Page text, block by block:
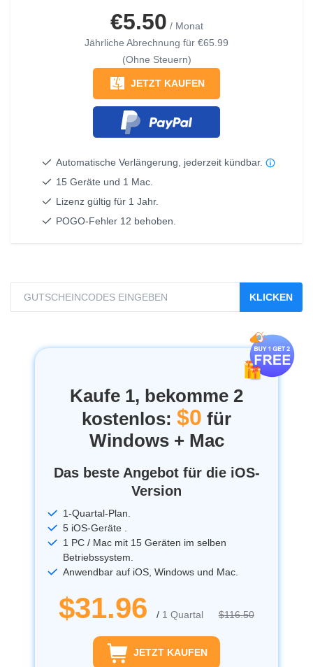
€5.50 / Monat
Jährliche Abrechnung für €65.99
(Ohne Steuern)
JETZT KAUFEN
Automatische Verlängerung, jederzeit kündbar.
15 Geräte und 1 Mac.
Lizenz gültig für 1 Jahr.
POGO-Fehler 12 behoben.
KLICKEN
Kaufe 1, bekomme 2
kostenlos: $0 für
Windows + Mac
Das beste Angebot für die iOS-
Version
1-Quartal-Plan.
5 iOS-Geräte .
1 PC / Mac mit 15 Geräten im selben
Betriebssystem.
Anwendbar auf iOS, Windows und Mac.
$31.96 / 1 Quartal $116.50
JETZT KAUFEN